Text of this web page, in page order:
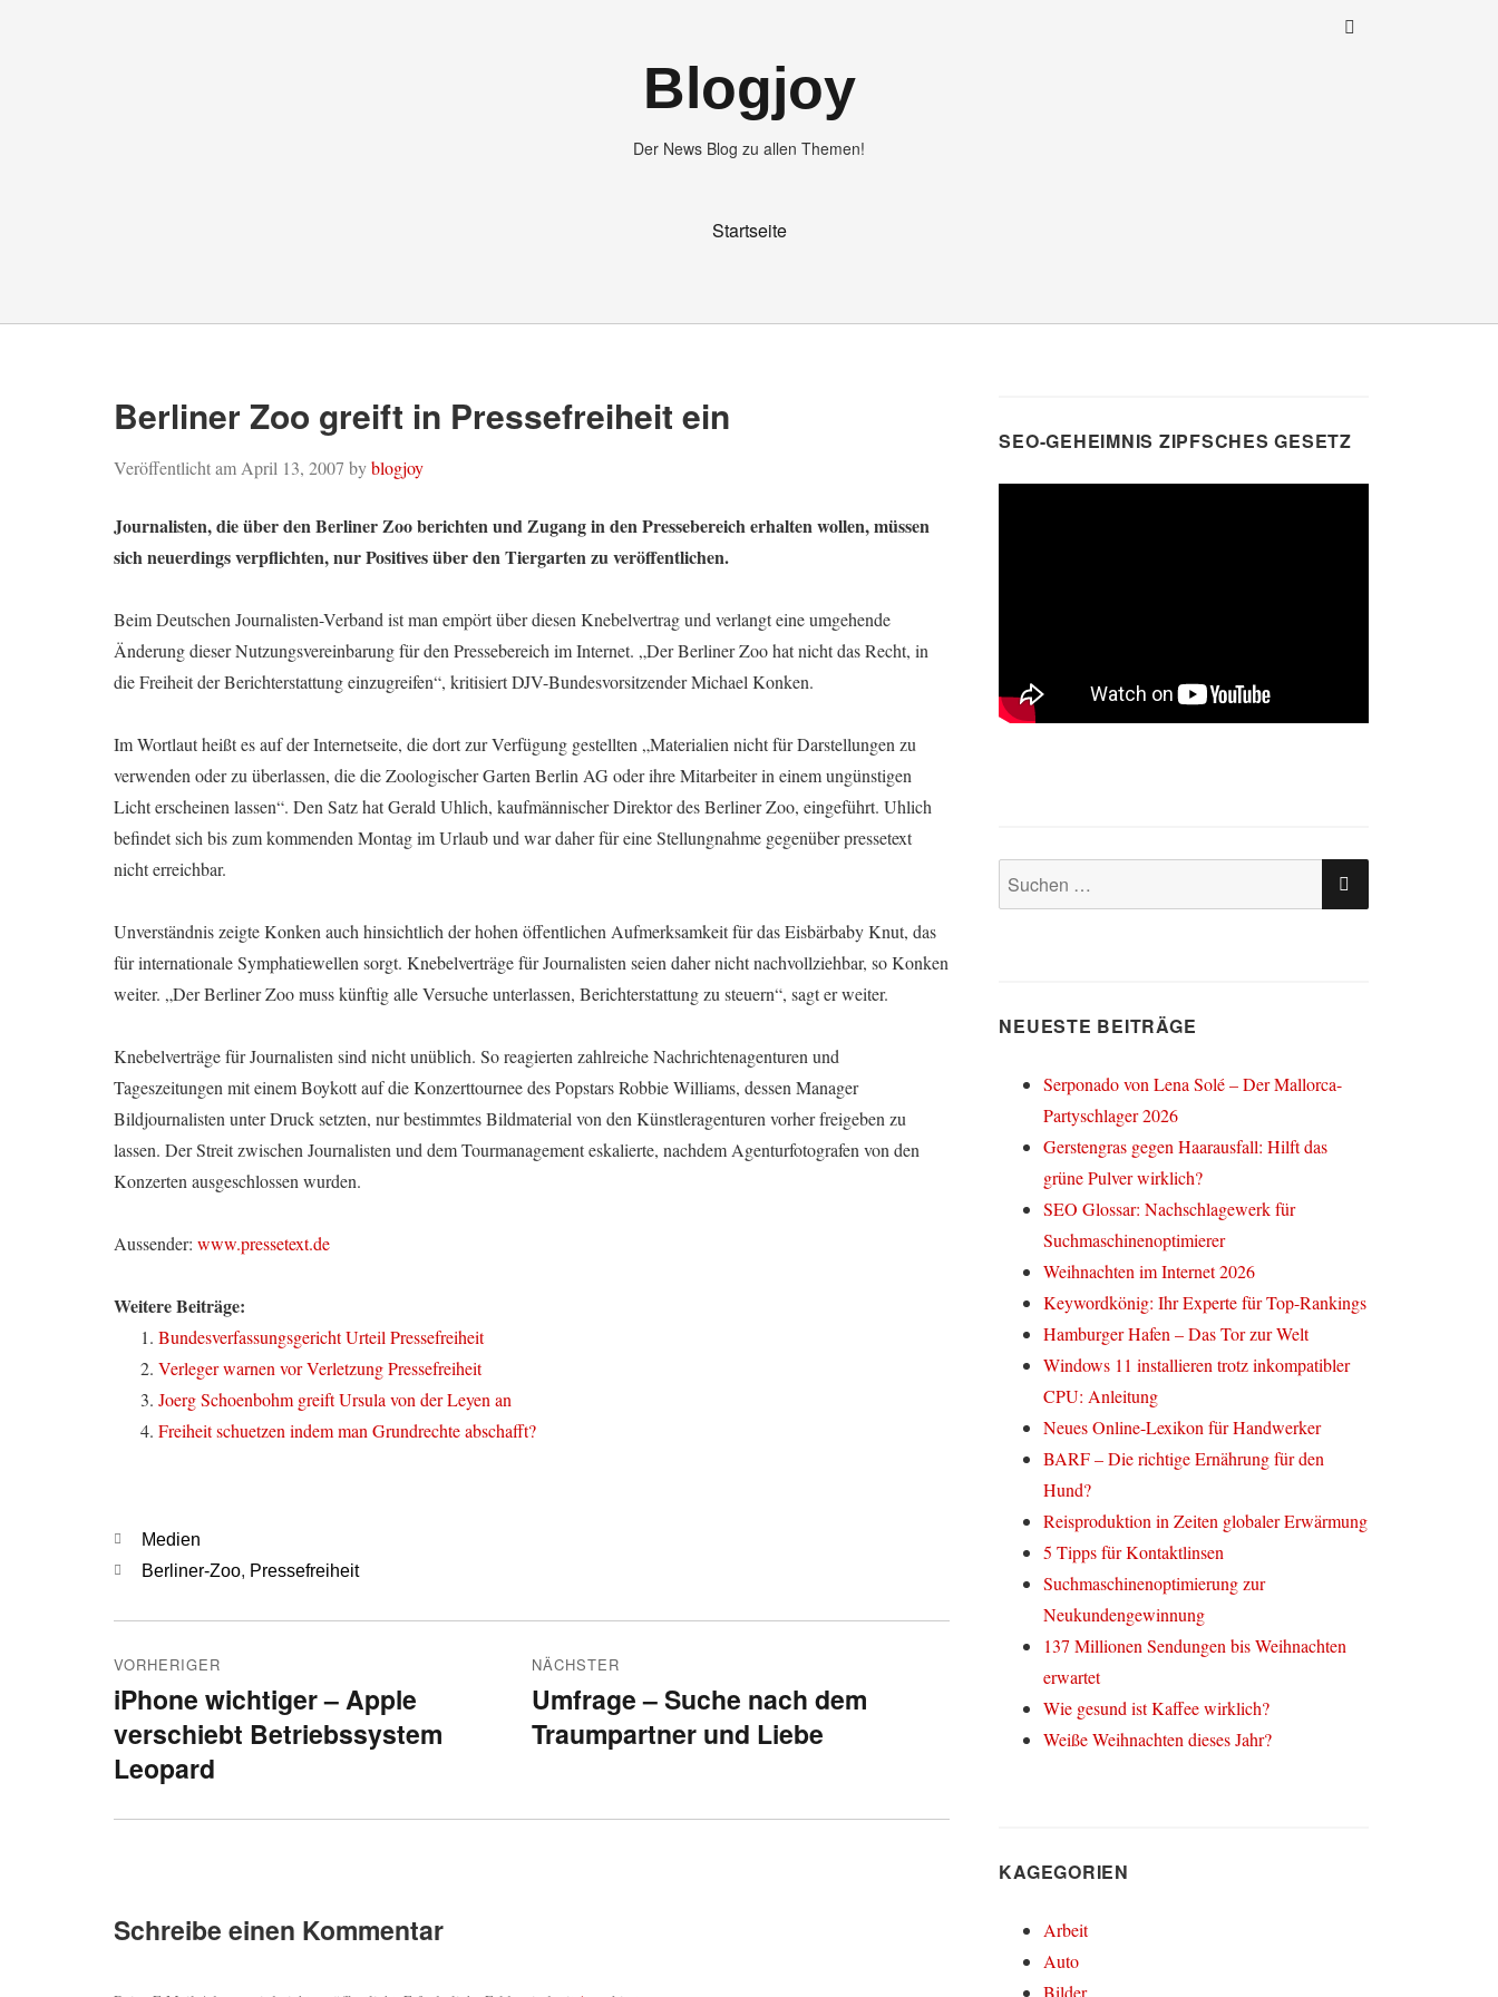
Blogjoy
Der News Blog zu allen Themen!
Startseite
Berliner Zoo greift in Pressefreiheit ein
Veröffentlicht am April 13, 2007 byblogjoy
Journalisten, die über den Berliner Zoo berichten und Zugang in den Pressebereich erhalten wollen, müssen
sich neuerdings verpflichten, nur Positives über den Tiergarten zu veröffentlichen.
Beim Deutschen Journalisten-Verband ist man empört über diesen Knebelvertrag und verlangt eine umgehende
Änderung dieser Nutzungsvereinbarung für den Pressebereich im Internet. „Der Berliner Zoo hat nicht das Recht, in
die Freiheit der Berichterstattung einzugreifen“, kritisiert DJV-Bundesvorsitzender Michael Konken.
Im Wortlaut heißt es auf der Internetseite, die dort zur Verfügung gestellten „Materialien nicht für Darstellungen zu
verwenden oder zu überlassen, die die Zoologischer Garten Berlin AG oder ihre Mitarbeiter in einem ungünstigen
Licht erscheinen lassen“. Den Satz hat Gerald Uhlich, kaufmännischer Direktor des Berliner Zoo, eingeführt. Uhlich
befindet sich bis zum kommenden Montag im Urlaub und war daher für eine Stellungnahme gegenüber pressetext
nicht erreichbar.
Unverständnis zeigte Konken auch hinsichtlich der hohen öffentlichen Aufmerksamkeit für das Eisbärbaby Knut, das
für internationale Symphatiewellen sorgt. Knebelverträge für Journalisten seien daher nicht nachvollziehbar, so Konken
weiter. „Der Berliner Zoo muss künftig alle Versuche unterlassen, Berichterstattung zu steuern“, sagt er weiter.
Knebelverträge für Journalisten sind nicht unüblich. So reagierten zahlreiche Nachrichtenagenturen und
Tageszeitungen mit einem Boykott auf die Konzerttournee des Popstars Robbie Williams, dessen Manager
Bildjournalisten unter Druck setzten, nur bestimmtes Bildmaterial von den Künstleragenturen vorher freigeben zu
lassen. Der Streit zwischen Journalisten und dem Tourmanagement eskalierte, nachdem Agenturfotografen von den
Konzerten ausgeschlossen wurden.
Aussender: www.pressetext.de
Weitere Beiträge:
Bundesverfassungsgericht Urteil Pressefreiheit
Verleger warnen vor Verletzung Pressefreiheit
Joerg Schoenbohm greift Ursula von der Leyen an
Freiheit schuetzen indem man Grundrechte abschafft?
Kategorien
Medien
Schlagwörter
Berliner-Zoo, Pressefreiheit
VORHERIGER
Vorheriger
Beitrag:
iPhone wichtiger – Apple
verschiebt Betriebssystem
Leopard
NÄCHSTER
Nächster
Beitrag:
Umfrage – Suche nach dem
Traumpartner und Liebe
Schreibe einen Kommentar
SEO-GEHEIMNIS ZIPFSCHES GESETZ
Suchen
nach:
SUCHEN
NEUESTE BEITRÄGE
Serponado von Lena Solé – Der Mallorca-
Partyschlager 2026
Gerstengras gegen Haarausfall: Hilft das
grüne Pulver wirklich?
SEO Glossar: Nachschlagewerk für
Suchmaschinenoptimierer
Weihnachten im Internet 2026
Keywordkönig: Ihr Experte für Top-Rankings
Hamburger Hafen – Das Tor zur Welt
Windows 11 installieren trotz inkompatibler
CPU: Anleitung
Neues Online-Lexikon für Handwerker
BARF – Die richtige Ernährung für den
Hund?
Reisproduktion in Zeiten globaler Erwärmung
5 Tipps für Kontaktlinsen
Suchmaschinenoptimierung zur
Neukundengewinnung
137 Millionen Sendungen bis Weihnachten
erwartet
Wie gesund ist Kaffee wirklich?
Weiße Weihnachten dieses Jahr?
KAGEGORIEN
Arbeit
Auto
Bilder